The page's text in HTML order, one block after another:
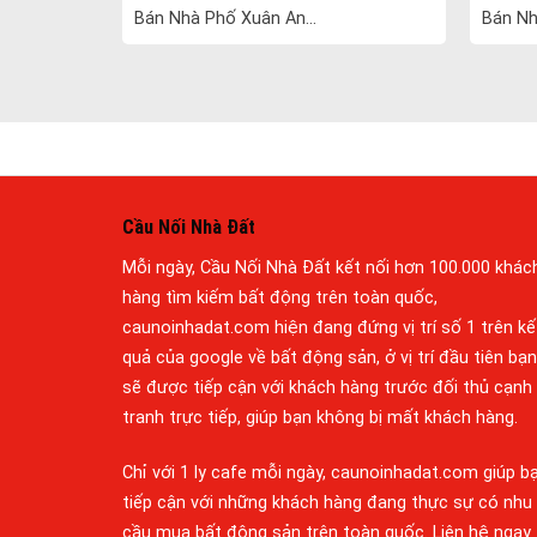
Bán Nhà Phố Xuân An... Bán
Cầu Nối Nhà Đất
Mỗi ngày, Cầu Nối Nhà Đất kết nối hơn 100.000
hàng tìm kiếm bất động trên toàn quốc,
caunoinhadat.com hiện đang đứng vị trí số 1 trên
quả của google về bất động sản, ở vị trí đầu tiên bạn
sẽ được tiếp cận với khách hàng trước đối thủ cạnh
tranh trực tiếp, giúp bạn không bị mất khách hàng.
Chỉ với 1 ly cafe mỗi ngày, caunoinhadat.com giúp
tiếp cận với những khách hàng đang thực sự có nhu
cầu mua bất động sản trên toàn quốc. Liên hệ ngay